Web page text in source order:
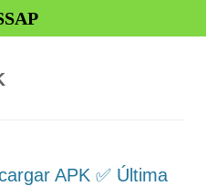
APK ✅️ Última